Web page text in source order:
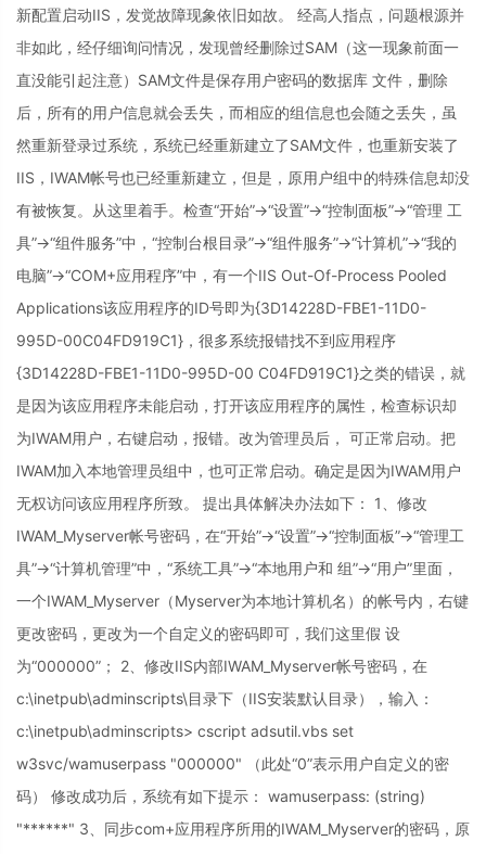
新配置启动IIS，发觉故障现象依旧如故。 经高人指点，问题根源并
非如此，经仔细询问情况，发现曾经删除过SAM（这一现象前面一
直没能引起注意）SAM文件是保存用户密码的数据库 文件，删除
后，所有的用户信息就会丢失，而相应的组信息也会随之丢失，虽
然重新登录过系统，系统已经重新建立了SAM文件，也重新安装了
IIS，IWAM帐号也已经重新建立，但是，原用户组中的特殊信息却没
有被恢复。从这里着手。检查“开始”->“设置”->“控制面板”->“管理 工
具”->“组件服务”中，“控制台根目录”->“组件服务”->“计算机”->“我的
电脑”->“COM+应用程序”中，有一个IIS Out-Of-Process Pooled
Applications该应用程序的ID号即为{3D14228D-FBE1-11D0-
995D-00C04FD919C1}，很多系统报错找不到应用程序
{3D14228D-FBE1-11D0-995D-00 C04FD919C1}之类的错误，就
是因为该应用程序未能启动，打开该应用程序的属性，检查标识却
为IWAM用户，右键启动，报错。改为管理员后， 可正常启动。把
IWAM加入本地管理员组中，也可正常启动。确定是因为IWAM用户
无权访问该应用程序所致。 提出具体解决办法如下： 1、修改
IWAM_Myserver帐号密码，在“开始”->“设置”->“控制面板”->“管理工
具”->“计算机管理”中，“系统工具”->“本地用户和 组”->“用户”里面，
一个IWAM_Myserver（Myserver为本地计算机名）的帐号内，右键
更改密码，更改为一个自定义的密码即可，我们这里假 设
为“000000”； 2、修改IIS内部IWAM_Myserver帐号密码，在
c:\inetpub\adminscripts\目录下（IIS安装默认目录），输入：
c:\inetpub\adminscripts> cscript adsutil.vbs set
w3svc/wamuserpass "000000" （此处“0”表示用户自定义的密
码） 修改成功后，系统有如下提示： wamuserpass: (string)
"******" 3、同步com+应用程序所用的IWAM_Myserver的密码，原